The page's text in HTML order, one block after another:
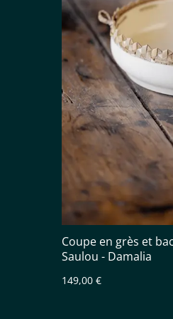
Coupe en grès et
Saulou - Damalia
149,00 €